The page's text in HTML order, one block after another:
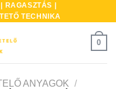
|
TECHNIKA
0
ANYAGOK /